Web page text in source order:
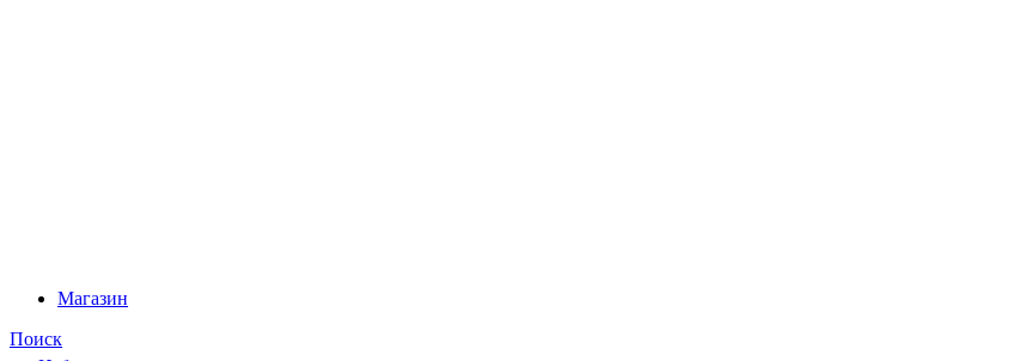
Магазин
Поиск